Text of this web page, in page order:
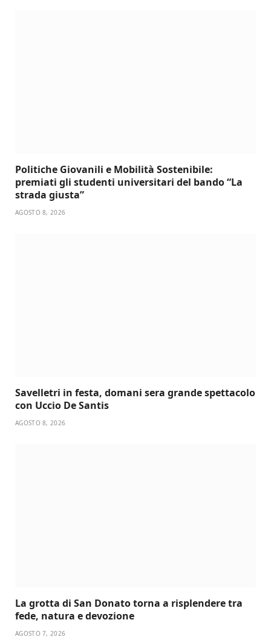
Politiche Giovanili e Mobilità Sostenibile:
premiati gli studenti universitari del bando “La
strada giusta”
AGOSTO 8, 2026
Savelletri in festa, domani sera grande spettacolo
con Uccio De Santis
AGOSTO 8, 2026
La grotta di San Donato torna a risplendere tra
fede, natura e devozione
AGOSTO 7, 2026